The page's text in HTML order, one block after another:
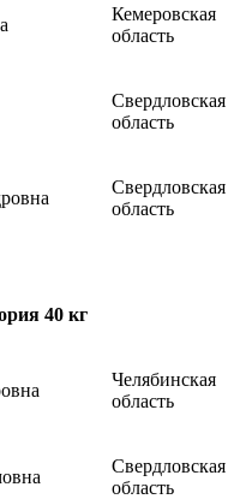
Кемеровская
область
Свердловская
область
Свердловская
область
40 кг
Челябинская
область
Свердловская
область